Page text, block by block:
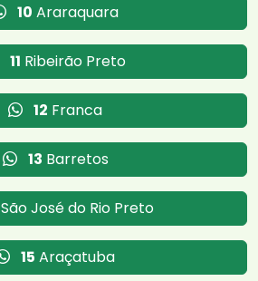
10 Araraquara
11 Ribeirão Preto
12 Franca
13 Barretos
São José do Rio Preto
15 Araçatuba